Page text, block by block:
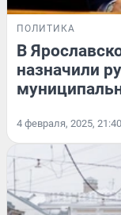
ПОЛИТИКА
В
назначили
4 февраля, 2025, 21:40